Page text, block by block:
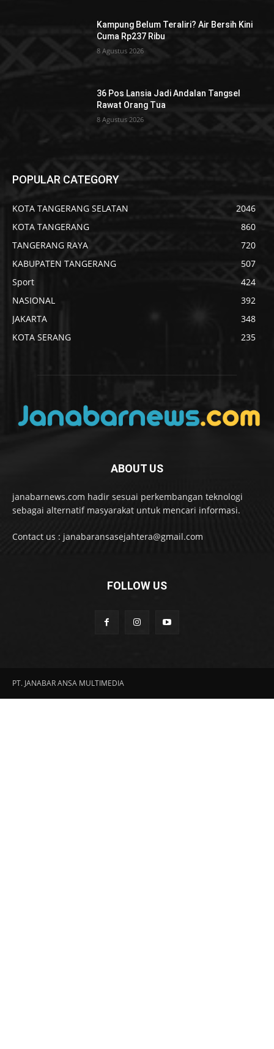
Kampung Belum Teraliri? Air Bersih Kini
Cuma Rp237 Ribu
8 Agustus 2026
36 Pos Lansia Jadi Andalan Tangsel
Rawat Orang Tua
8 Agustus 2026
POPULAR CATEGORY
KOTA TANGERANG SELATAN
2046
KOTA TANGERANG
860
TANGERANG RAYA
720
KABUPATEN TANGERANG
507
Sport
424
NASIONAL
392
JAKARTA
348
KOTA SERANG
235
ABOUT US
janabarnews.com hadir sesuai perkembangan teknologi
sebagai alternatif masyarakat untuk mencari informasi.
Contact us : janabaransasejahtera@gmail.com
FOLLOW US
PT. JANABAR ANSA MULTIMEDIA